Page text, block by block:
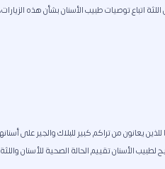
اتباع توصيات طبيب الأسنان بشأن هذه
يعانون من تراكم كبير للبلاك والجير على
لطبيب الأسنان تقييم الحالة الصحية للأسنان